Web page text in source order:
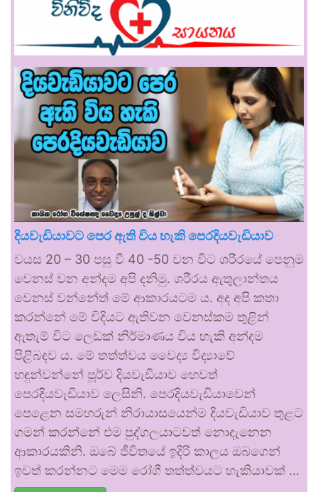
දියවැඩියාවට පෙර ඇති විය හැකි පෙරදියවැඩියාව
වයස 20 – 30 පසු වී 40 -50 වන විට ශරීරයේ පෙනුම
වෙනස් වන අන්දම අපි දනිමු. ශරීරය ඇතුලාන්තය
වෙනස් වන්නේත් මේ ආකාරයටම ය. අද අපි කතා
කරන්නේ මේ විදියට ඇතිවන වෙනස්කම තුළින්
ඇතැම් විට ලෙඩක් නිර්මාණය විය හැකි අන්දම
පිළිබඳව ය. මේ තත්ත්වය වෛද්‍ය විද්‍යාවේ
හඳුන්වන්නේ පූර්ව දියවැඩියාව හෙවත්
පෙරදියවැඩියාව ලෙසිනි. පෙරදියවැඩියාවෙන්
පෙළෙන සමහරුන් නිරායාසයෙන්ම දියවැඩියාව තුළට
ගමන් කරන්නේ එම පුද්ගලයාටවත් නොදැනෙන
ආකාරයකිනි. ඔබේ ජීවිතයේ ඉදිරි කාලය ඔබගෙන්
ඉවත් කරන්නට මෙම රෝගී තත්ත්වයට හැකියාවක් …